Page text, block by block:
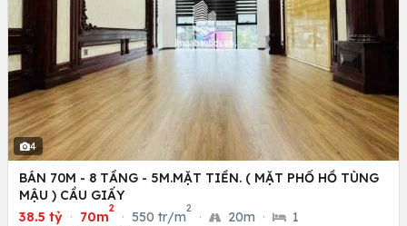
4
BÁN 70M - 8 TẦNG - 5M.MẶT TIỀN. ( MẶT PHỐ HỒ TÙNG
MẬU ) CẦU GIẤY
38.5 tỷ · 70m
2
· 550 tr/m
2
· 20m · 1